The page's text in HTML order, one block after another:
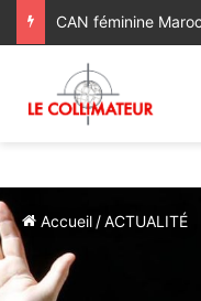
Accueil /ACTUALITÉ